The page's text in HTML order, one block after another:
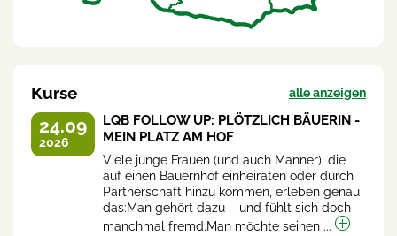
Kurse alle anzeigen
24.09
2026
LQB FOLLOW UP: PLÖTZLICH BÄUERIN -
MEIN PLATZ AM HOF
Viele junge Frauen (und auch Männer), die
auf einen Bauernhof einheiraten oder durch
Partnerschaft hinzu kommen, erleben genau
das:Man gehört dazu – und fühlt sich doch
manchmal fremd.Man möchte seinen ...